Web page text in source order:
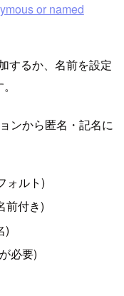
or named
するか、名前を設定
ンから匿名・記名に
ォルト)
前付き)
)
必要)